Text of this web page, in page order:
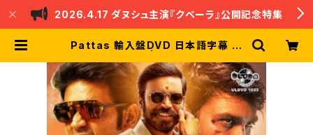
2026.4.17 ダヌシュ主演『クベーラ』公開記念特集
Pattas 輸入盤DVD 日本語字幕 ダ